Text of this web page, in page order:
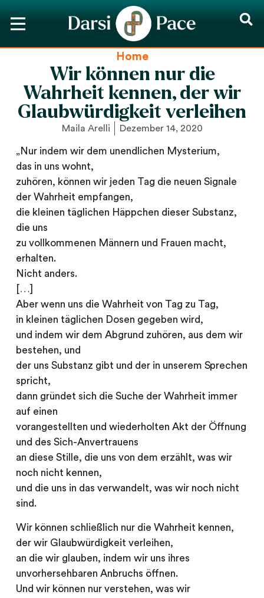
Home
Wir können nur die
Wahrheit kennen, der wir
Glaubwürdigkeit verleihen
Maila Arelli Dezember 14, 2020
„Nur indem wir dem unendlichen Mysterium,
das in uns wohnt,
zuhören, können wir jeden Tag die neuen Signale
der Wahrheit empfangen,
die kleinen täglichen Häppchen dieser Substanz,
die uns
zu vollkommenen Männern und Frauen macht,
erhalten.
Nicht anders.
[…]
Aber wenn uns die Wahrheit von Tag zu Tag,
in kleinen täglichen Dosen gegeben wird,
und indem wir dem Abgrund zuhören, aus dem wir
bestehen, und
der uns Substanz gibt und der in unserem Sprechen
spricht,
dann gründet sich die Suche der Wahrheit immer
auf einen
vorangestellten und wiederholten Akt der Öffnung
und des Sich-Anvertrauens
an diese Stille, die uns von dem erzählt, was wir
noch nicht kennen,
und die uns in das verwandelt, was wir noch nicht
sind.
Wir können schließlich nur die Wahrheit kennen,
der wir Glaubwürdigkeit verleihen,
an die wir glauben, indem wir uns ihres
unvorhersehbaren Anbruchs öffnen.
Und wir können nur verstehen, was wir